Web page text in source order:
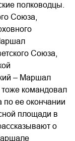
полководцы.
Союза,
Союза,
– Маршал
командовал
ее окончании
площади в
о